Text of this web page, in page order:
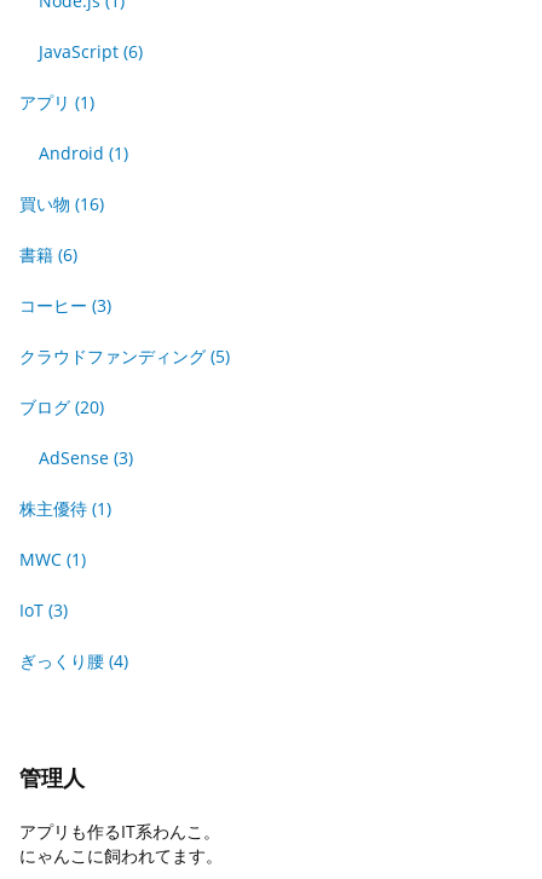
JavaScript (6)
アプリ (1)
Android (1)
買い物 (16)
書籍 (6)
コーヒー (3)
クラウドファンディング (5)
ブログ (20)
AdSense (3)
株主優待 (1)
MWC (1)
IoT (3)
ぎっくり腰 (4)
管理人
アプリも作るIT系わんこ。
にゃんこに飼われてます。